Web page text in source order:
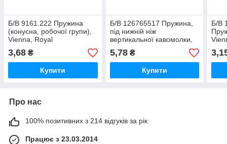
Б/В 9161.222 Пружина
(конусна, робочої групи),
Vienna, Royal
3,68 ₴
Купити
Б/В 126765517 Пружина,
під нижній ніж
вертикальної кавомолки,
Vienna, Royal
5,78₴
Купити
Б/В
Про нас
100% позитивних з 214 відгуків за рік
Працює з 23.03.2014